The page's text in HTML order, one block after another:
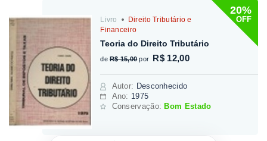
20%
OFF
Livro
Direito Tributário e
Financeiro
Teoria do Direito Tributário
de R$ 15,00 por R$ 12,00
Autor: Desconhecido
Ano: 1975
Conservação:Bom Estado